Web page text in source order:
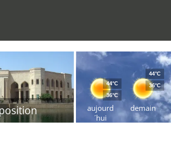
aujourd
´hui
44°C
36°C
demain
44°C
36°C